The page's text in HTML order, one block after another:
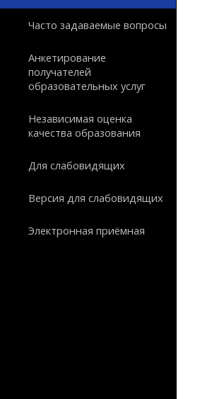
Часто задаваемые вопросы
Анкетирование
получателей
образовательных услуг
Независимая оценка
качества образования
Для слабовидящих
Версия для слабовидящих
Электронная приёмная